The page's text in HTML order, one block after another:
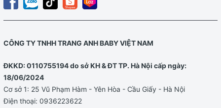
CÔNG TY TNHH TRANG ANH BABY VIỆT NAM
ĐKKD: 0110755194 do sở KH & ĐT TP. Hà Nội cấp ngày:
18/06/2024
Cơ sở 1: 25 Vũ Phạm Hàm - Yên Hòa - Cầu Giấy - Hà Nội
Điện thoại: 0936223622